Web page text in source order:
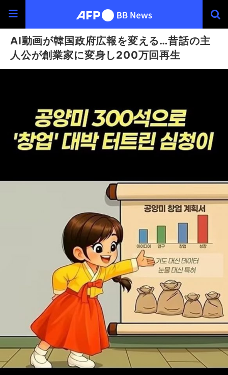
AI動画が韓国政府広報を変える…昔話の主
人公が創業家に変身し200万回再生